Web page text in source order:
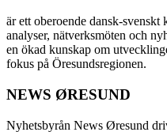
är ett oberoende dansk-svenskt
analyser, nätverksmöten och
en ökad kunskap om
fokus på Öresundsregionen.
NEWS ØRESUND
Nyhetsbyrån News Øresund